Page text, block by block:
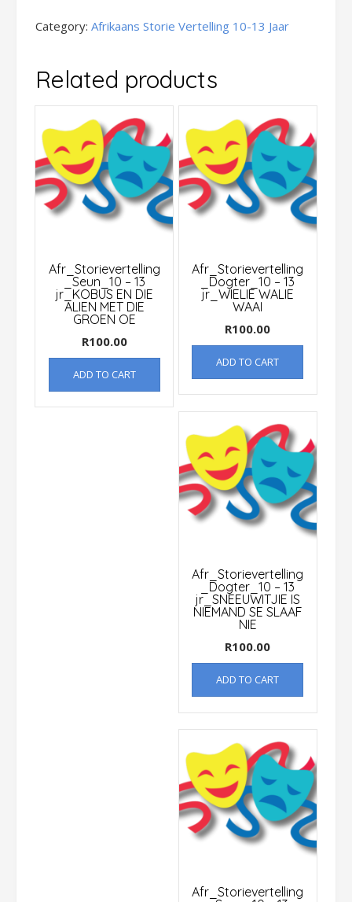
HAAR
quantity
Category: Afrikaans Storie Vertelling 10-13 Jaar
Related products
Afr_Storievertelling
_Seun_10 – 13
jr_KOBUS EN DIE
ALIEN MET DIE
GROEN OE
R100.00
ADD TO CART
Afr_Storievertelling
_Dogter_10 – 13
jr_WIELIE WALIE
WAAI
R100.00
ADD TO CART
Afr_Storievertelling
_Dogter_10 – 13
jr_SNEEUWITJIE IS
NIEMAND SE SLAAF
NIE
R100.00
ADD TO CART
Afr_Storievertelling